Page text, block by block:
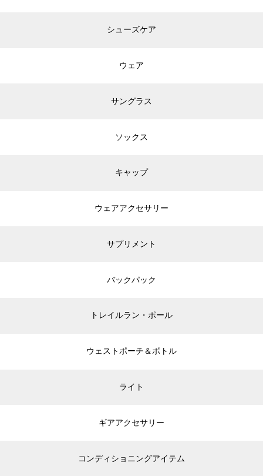
シューズケア
ウェア
サングラス
ソックス
キャップ
ウェアアクセサリー
サプリメント
バックパック
トレイルラン・ポール
ウェストポーチ＆ボトル
ライト
ギアアクセサリー
コンディショニングアイテム